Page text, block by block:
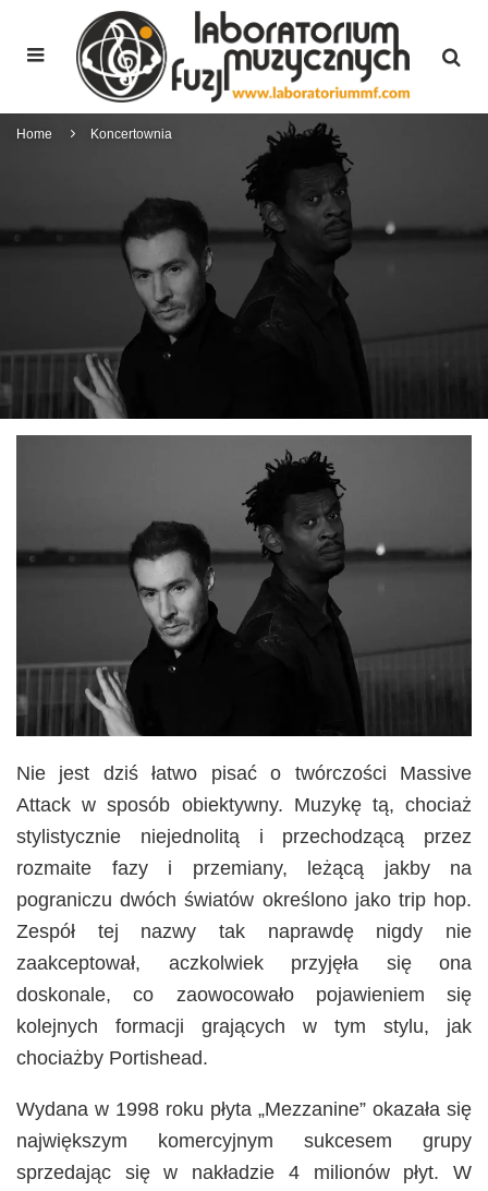
Home Koncertownia
Nie jest dziś łatwo pisać o twórczości Massive
Attack w sposób obiektywny. Muzykę tą, chociaż
stylistycznie niejednolitą i przechodzącą przez
rozmaite fazy i przemiany, leżącą jakby na
pograniczu dwóch światów określono jako trip hop.
Zespół tej nazwy tak naprawdę nigdy nie
zaakceptował, aczkolwiek przyjęła się ona
doskonale, co zaowocowało pojawieniem się
kolejnych formacji grających w tym stylu, jak
chociażby Portishead.
Wydana w 1998 roku płyta „Mezzanine” okazała się
największym komercyjnym sukcesem grupy
sprzedając się w nakładzie 4 milionów płyt. W